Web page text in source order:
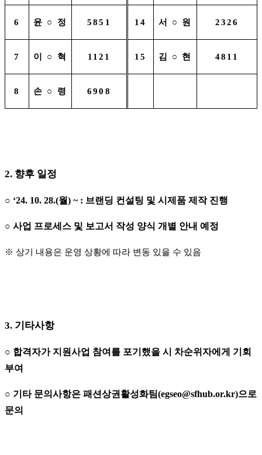
6 윤 ○ 정 5851 14 서 ○ 원 2326
7 이 ○ 혁 1121 15 김 ○ 현 4811
8 손 ○ 령 6908
2. 향후 일정
○ ‘24. 10. 28.(월) ~ : 브랜딩 컨설팅 및 시제품 제작 진행
○ 사업 프로세스 및 보고서 작성 양식 개별 안내 예정
※ 상기 내용은 운영 상황에 따라 변동 있을 수 있음
3. 기타사항
○ 합격자가 지원사업 참여를 포기했을 시 차순위자에게 기회
부여
○ 기타 문의사항은 패션상권활성화팀(egseo@sfhub.or.kr)으로
문의